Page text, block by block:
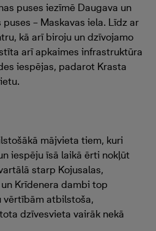
puses iezīmē Daugava un
– Maskavas iela. Līdz ar
kā arī biroju un dzīvojamo
arī apkaimes infrastruktūra
iespējas, padarot Krasta
mājvieta tiem, kuri
iespēju īsā laikā ērti nokļūt
starp Kojusalas,
Krīdenera dambi top
vērtībām atbilstoša,
dzīvesvieta vairāk nekā